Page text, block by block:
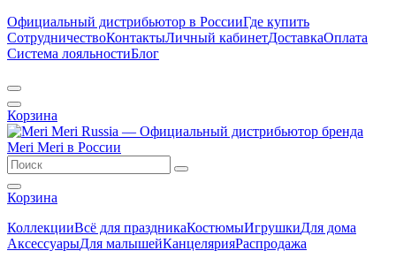
Официальный дистрибьютор в РоссииГде купить
СотрудничествоКонтактыЛичный кабинетДоставкаОплата
Система лояльностиБлог
Корзина
Корзина
КоллекцииВсё для праздникаКостюмыИгрушкиДля дома
АксессуарыДля малышейКанцелярияРаспродажа